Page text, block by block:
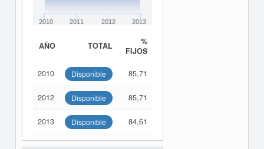
2010 2011 2012 2013
AÑO TOTAL
%
FIJOS
2010 Disponible 85,71
2012 Disponible 85,71
2013 Disponible 84,61